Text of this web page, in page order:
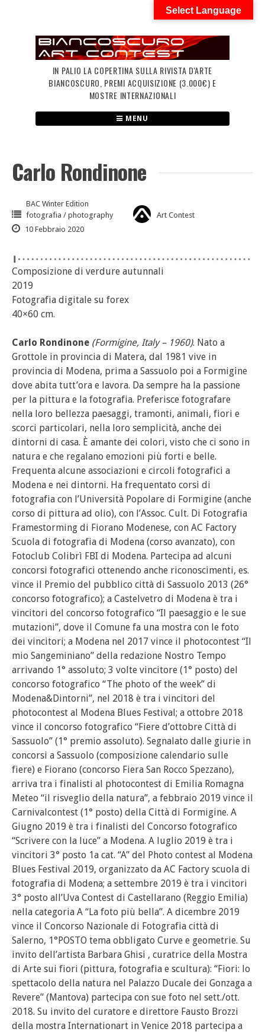
IN PALIO LA COPERTINA SULLA RIVISTA D'ARTE
BIANCOSCURO, PREMI ACQUISIZIONE (3.000€) E
MOSTRE INTERNAZIONALI
MENU
Carlo Rondinone
BAC Winter Edition
fotografia / photography
Art Contest
10 Febbraio 2020
Composizione di verdure autunnali
2019
Fotografia digitale su forex
40×60 cm.
Carlo Rondinone (Formigine, Italy – 1960). Nato a
Grottole in provincia di Matera, dal 1981 vive in
provincia di Modena, prima a Sassuolo poi a Formigine
dove abita tutt’ora e lavora. Da sempre ha la passione
per la pittura e la fotografia. Preferisce fotografare
nella loro bellezza paesaggi, tramonti, animali, fiori e
scorci particolari, nella loro semplicità, anche dei
dintorni di casa. È amante dei colori, visto che ci sono in
natura e che regalano emozioni più forti e belle.
Frequenta alcune associazioni e circoli fotografici a
Modena e nei dintorni. Ha frequentato corsi di
fotografia con l’Università Popolare di Formigine (anche
corso di pittura ad olio), con l’Assoc. Cult. Di Fotografia
Framestorming di Fiorano Modenese, con AC Factory
Scuola di fotografia di Modena (corso avanzato), con
Fotoclub Colibrì FBI di Modena. Partecipa ad alcuni
concorsi fotografici ottenendo anche riconoscimenti, es.
vince il Premio del pubblico città di Sassuolo 2013 (26°
concorso fotografico); a Castelvetro di Modena è tra i
vincitori del concorso fotografico “Il paesaggio e le sue
mutazioni”, dove il Comune fa una mostra con le foto
dei vincitori; a Modena nel 2017 vince il photocontest “Il
mio Sangeminiano” della redazione Nostro Tempo
arrivando 1° assoluto; 3 volte vincitore (1° posto) del
concorso fotografico “The photo of the week” di
Modena&Dintorni”, nel 2018 è tra i vincitori del
photocontest al Modena Blues Festival; a ottobre 2018
vince il concorso fotografico “Fiere d’ottobre Città di
Sassuolo” (1° premio assoluto). Segnalato dalle giurie in
concorsi a Sassuolo (composizione calendario sulle
fiere) e Fiorano (concorso Fiera San Rocco Spezzano),
arriva tra i finalisti al photocontest di Emilia Romagna
Meteo “il risveglio della natura”, a febbraio 2019 vince il
Carnivalcontest (1° posto) della Città di Formigine. A
Giugno 2019 è tra i finalisti del Concorso fotografico
“Scrivere con la luce” a Modena. A luglio 2019 è tra i
vincitori 3° posto 1a cat. “A” del Photo contest al Modena
Blues Festival 2019, organizzato da AC Factory scuola di
fotografia di Modena; a settembre 2019 è tra i vincitori
3° posto all’Uva Contest di Castellarano (Reggio Emilia)
nella categoria A “La foto più bella”. A dicembre 2019
vince il Concorso Nazionale di Fotografia città di
Salerno, 1°POSTO tema obbligato Curve e geometrie. Su
invito dell’artista Barbara Ghisi , curatrice della Mostra
di Arte sui fiori (pittura, fotografia e scultura): “Fiori: lo
spettacolo della natura nel Palazzo Ducale dei Gonzaga a
Revere” (Mantova) partecipa con sue foto nel sett./ott.
2018. Su invito del curatore e direttore Fausto Brozzi
della mostra Internationart in Venice 2018 partecipa a
Select Language